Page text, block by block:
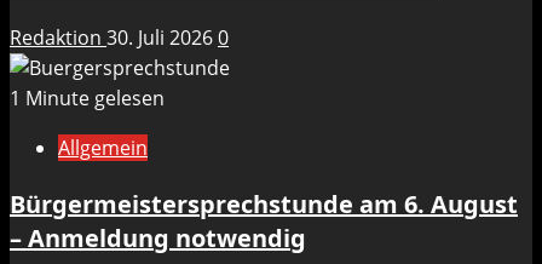
Redaktion 30. Juli 20260
1 Minute gelesen
Allgemein
Bürgermeistersprechstunde am 6. August
– Anmeldung notwendig